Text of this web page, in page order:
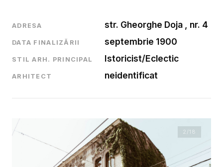
ADRESA str. Gheorghe Doja , nr. 4
DATA FINALIZĂRII septembrie 1900
STIL ARH. PRINCIPAL Istoricist/Eclectic
ARHITECT neidentificat
2 /18